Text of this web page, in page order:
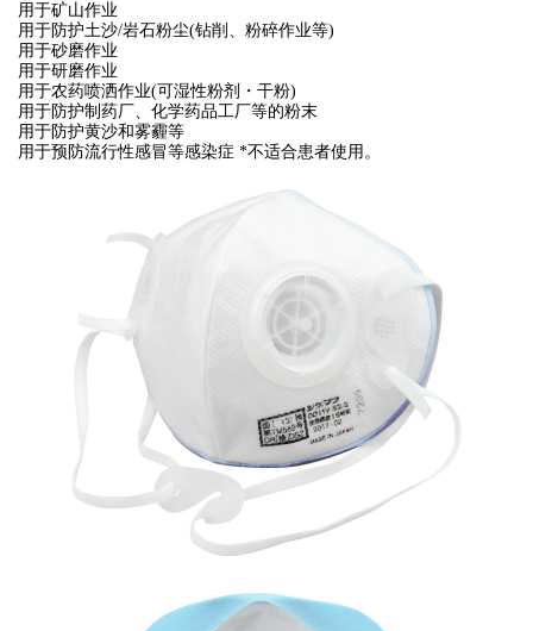
用于矿山作业
用于防护土沙/岩石粉尘(钻削、粉碎作业等)
用于砂磨作业
用于研磨作业
用于农药喷洒作业(可湿性粉剂・干粉)
用于防护制药厂、化学药品工厂等的粉末
用于防护黄沙和雾霾等
用于预防流行性感冒等感染症 *不适合患者使用。